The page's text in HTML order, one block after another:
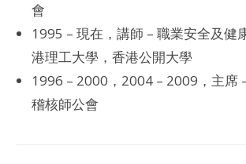
會
1995 – 現在，講師 – 職業安全及健
港理工大學，香港公開大學
1996 – 2000，2004 – 2009，主席
稽核師公會